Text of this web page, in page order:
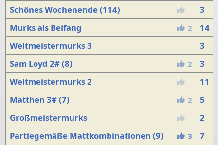
Schönes Wochenende (114)
3
Murks als Beifang
2
14
Weltmeistermurks 3
3
Sam Loyd 2# (8)
2
3
Weltmeistermurks 2
11
Matthen 3# (7)
2
5
Großmeistermurks
2
Partiegemäße Mattkombinationen (9)
3 7